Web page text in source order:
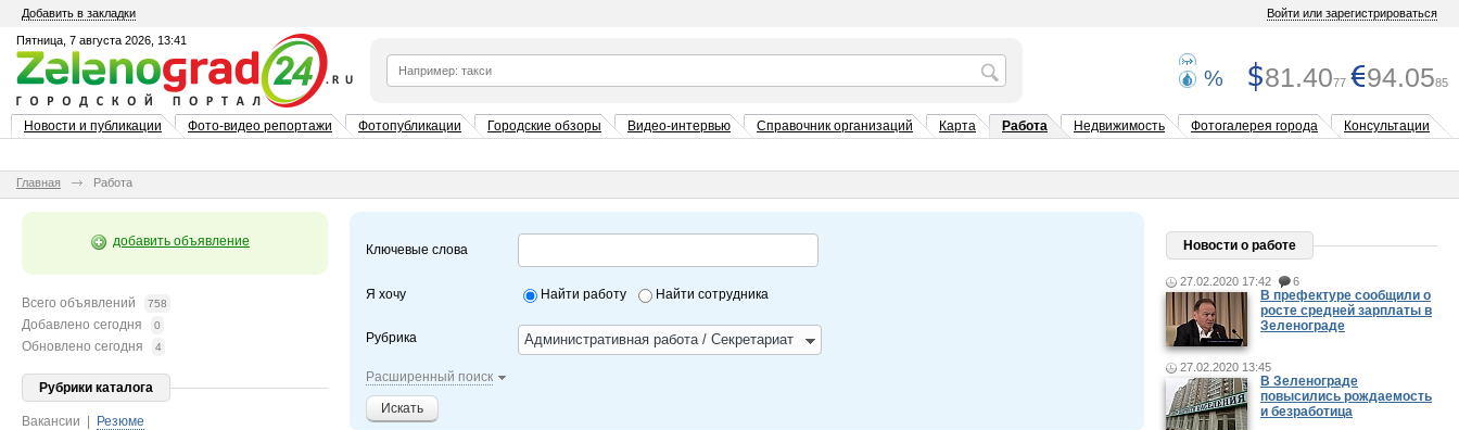
Добавить в закладки Войти или зарегистрироваться
Пятница, 7 августа 2026, 13:41
% 81.4077 94.0585
Новости и публикации Фото-видео репортажи Фотопубликации Городские обзоры Видео-интервью Справочник организаций Карта Работа Недвижимость Фотогалерея города Консультации
Главная Работа
добавить объявление
Всего объявлений 758
Добавлено сегодня 0
Обновлено сегодня 4
Рубрики каталога
Вакансии
Резюме
Ключевые слова
Я хочу Найти работу Найти сотрудника
Рубрика Административная работа / Секретариат
Расширенный поиск
Искать
Новости о работе
27.02.2020 17:42 6
В префектуре сообщили о
росте средней зарплаты в
Зеленограде
27.02.2020 13:45
В Зеленограде
повысились рождаемость
и безработица